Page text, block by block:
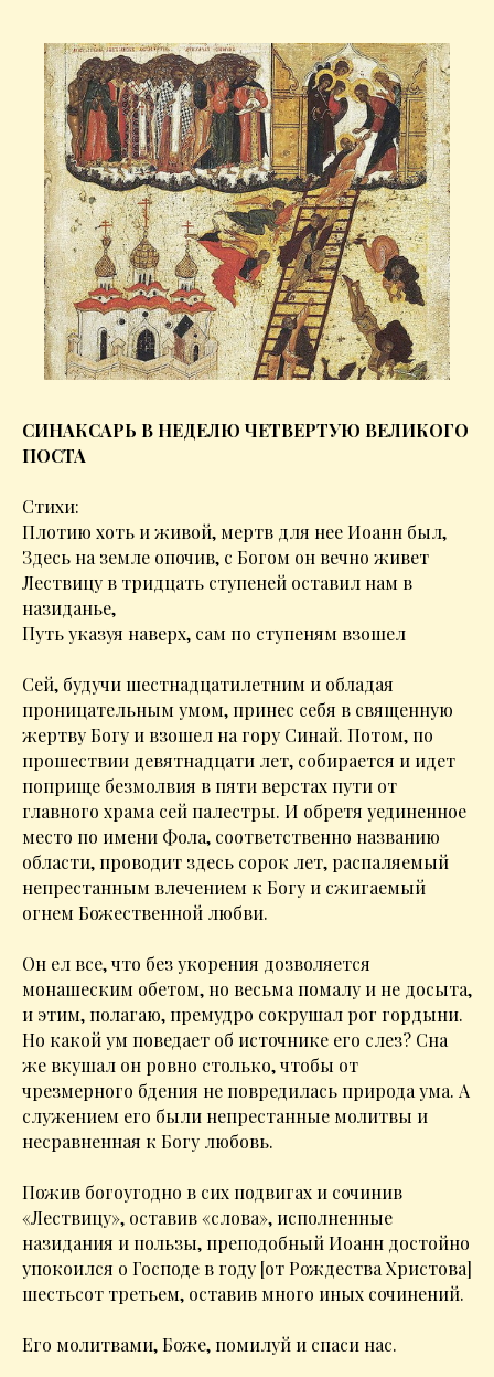
СИНАКСАРЬ В НЕДЕЛЮ ЧЕТВЕРТУЮ ВЕЛИКОГО
ПОСТА
Стихи:
Плотию хоть и живой, мертв для нее Иоанн был,
Здесь на земле опочив, с Богом он вечно живет
Лествицу в тридцать ступеней оставил нам в
назиданье,
Путь указуя наверх, сам по ступеням взошел
Cей, будучи шестнадцатилетним и обладая
проницательным умом, принес себя в священную
жертву Богу и взошел на гору Синай. Потом, по
прошествии девятнадцати лет, собирается и идет
поприще безмолвия в пяти верстах пути от
главного храма сей палестры. И обретя уединенное
место по имени Фола, соответственно названию
области, проводит здесь сорок лет, распаляемый
непрестанным влечением к Богу и сжигаемый
огнем Божественной любви.
Он ел все, что без укорения дозволяется
монашеским обетом, но весьма помалу и не досыта,
и этим, полагаю, премудро сокрушал рог гордыни.
Но какой ум поведает об источнике его слез? Сна
же вкушал он ровно столько, чтобы от
чрезмерного бдения не повредилась природа ума. А
служением его были непрестанные молитвы и
несравненная к Богу любовь.
Пожив богоугодно в сих подвигах и сочинив
«Лествицу», оставив «слова», исполненные
назидания и пользы, преподобный Иоанн достойно
упокоился о Господе в году [от Рождества Христова]
шестьсот третьем, оставив много иных сочинений.
Его молитвами, Боже, помилуй и спаси нас.